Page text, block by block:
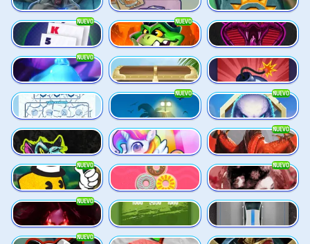
NUEVO
Baccarat
NUEVO
Blaze Buddies Born Wild
NUEVO
Bouncy Bombs Cash Compass Boxes
Break the Ice
NUEVO
Beast Below
NUEVO
Alpha Eagle
Chaos Crew Scratch Double Rainbow
NUEVO
Dragon's Domain
NUEVO
Drop’em Crazy Donuts
NUEVO
Densho
NUEVO
Empress of the Shadows Cut the Grass Dream Car Urban
NUEVO